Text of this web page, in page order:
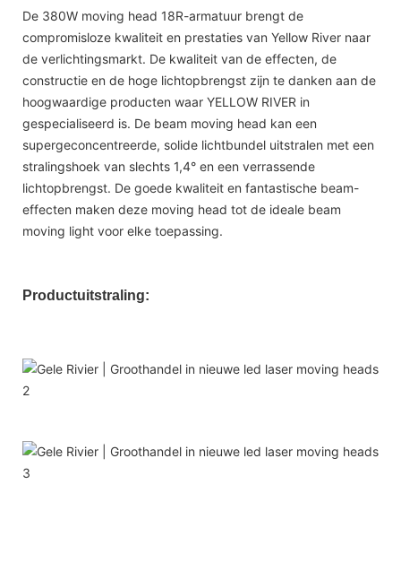
De 380W moving head 18R-armatuur brengt de
compromisloze kwaliteit en prestaties van Yellow River naar
de verlichtingsmarkt. De kwaliteit van de effecten, de
constructie en de hoge lichtopbrengst zijn te danken aan de
hoogwaardige producten waar YELLOW RIVER in
gespecialiseerd is. De beam moving head kan een
supergeconcentreerde, solide lichtbundel uitstralen met een
stralingshoek van slechts 1,4° en een verrassende
lichtopbrengst. De goede kwaliteit en fantastische beam-
effecten maken deze moving head tot de ideale beam
moving light voor elke toepassing.
Productuitstraling: